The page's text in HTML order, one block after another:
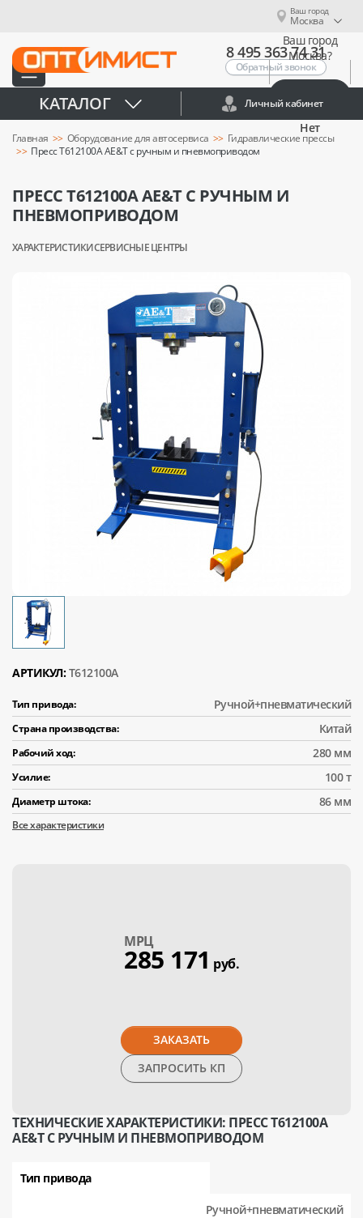
Ваш город
Москва
Ваш город
Москва?
Нет
8 495 363 74 31
Обратный звонок
КАТАЛОГ Личный кабинет
Главная Оборудование для автосервиса
Гидравлические прессы
Пресс T612100A AE&T с ручным и пневмоприводом
ПРЕСС T612100A AE&T С РУЧНЫМ И
ПНЕВМОПРИВОДОМ
ХАРАКТЕРИСТИКИСЕРВИСНЫЕ ЦЕНТРЫ
АРТИКУЛ: T612100A
Тип привода: Ручной+пневматический
Страна производства: Китай
Рабочий ход: 280 мм
Усилие: 100 т
Диаметр штока: 86 мм
Все характеристики
МPЦ
285 171 руб.
ЗАКАЗАТЬ
ЗАПРОСИТЬ КП
ТЕХНИЧЕСКИЕ ХАРАКТЕРИСТИКИ: ПРЕСС T612100A
AE&T С РУЧНЫМ И ПНЕВМОПРИВОДОМ
Тип привода
Ручной+пневматический